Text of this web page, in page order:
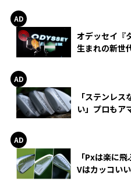
オデッセイ『
生まれの新世
「ステンレ
い」プロもア
「Pxは楽に
Vはカッコい